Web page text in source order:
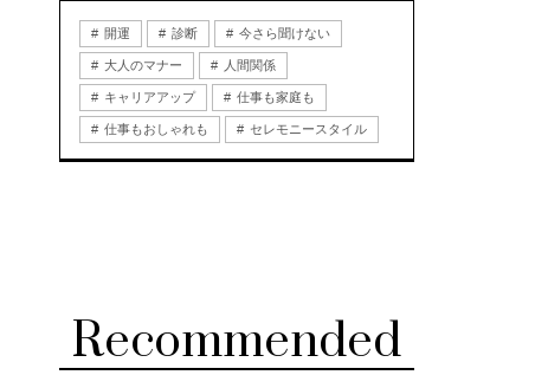
開運 診断 今さら聞けない
大人のマナー 人間関係
キャリアアップ 仕事も家庭も
仕事もおしゃれも セレモニースタイル
Recommended